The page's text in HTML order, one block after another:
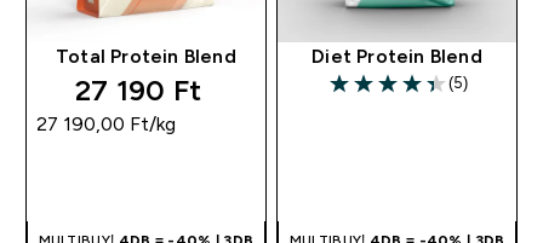
Total Protein Blend
27 190 Ft‎
27 190,00 Ft‎/kg
Diet Protein Blend
4.4 out of 5 stars
(5)